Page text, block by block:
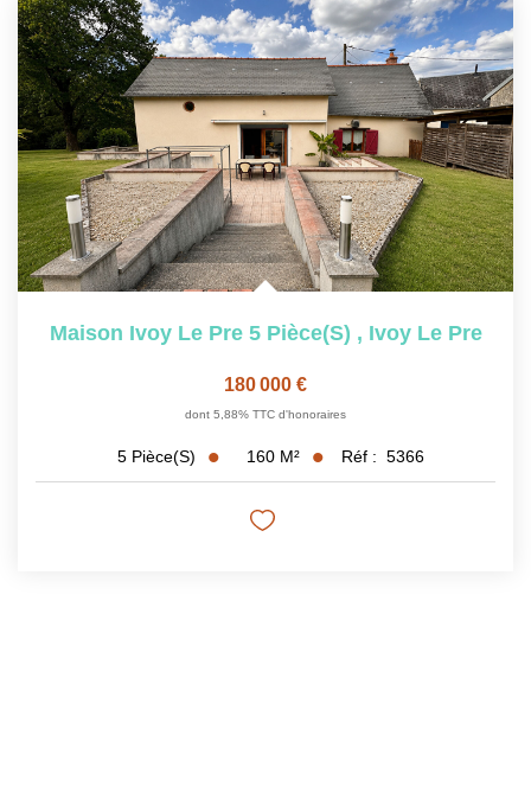
Nous Rejoindre
EN
Maison Ivoy Le Pre 5 Pièce(s) , Ivoy Le Pre
180 000 €
dont 5,88% TTC d'honoraires
5 Pièce(s) 160 M² Réf : 5366